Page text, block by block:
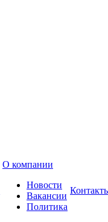
О компании
Новости
Вакансии
Политика